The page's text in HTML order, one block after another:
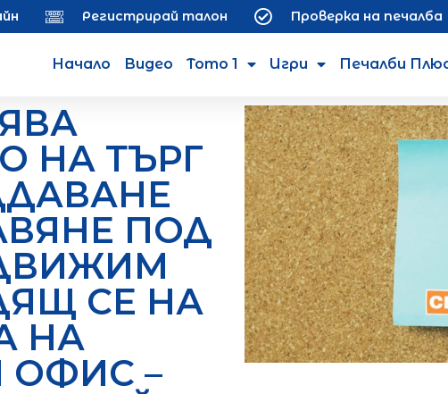
Регистрирай талон Проверка на печалба
Начало Видео Тото 1 Игри Печалби
НА ТЪРГ
ПОД
СЕ НА
НА
ОФИС –